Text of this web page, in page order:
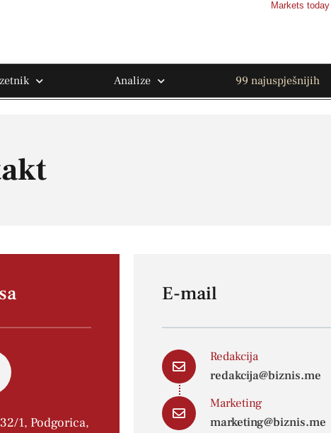
Markets today
Analize 99 najuspješnijih
1, Podgorica,
E-mail
Redakcija
redakcija@biznis.me
Marketing
marketing@biznis.me